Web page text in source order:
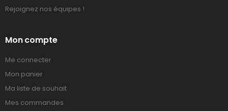
Rejoignez nos équipes !
Mon compte
Me connecter
Mon panier
Ma liste de souhait
Mes commandes